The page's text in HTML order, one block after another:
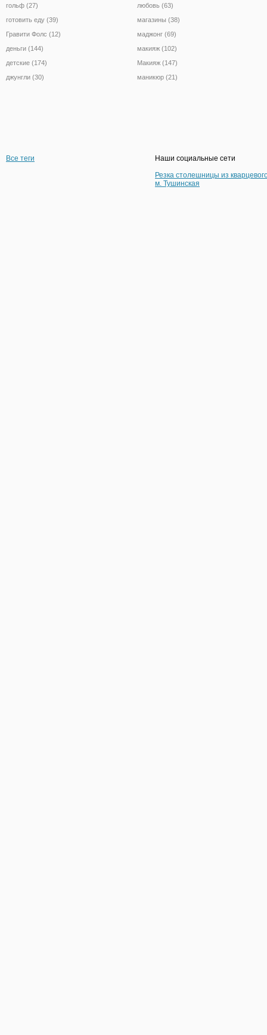
гольф (27)
готовить еду (39)
Гравити Фолс (12)
деньги (144)
детские (174)
джунгли (30)
любовь (63)
магазины (38)
маджонг (69)
макияж (102)
Макияж (147)
маникюр (21)
Все теги
Наши социальные сети
Резка столешницы из
м. Тушинская